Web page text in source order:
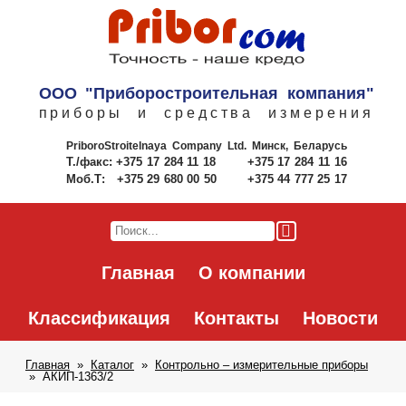
ООО "Приборостроительная компания"
приборы и средства измерения
PriboroStroitelnaya Company Ltd.Минск, Беларусь
Т./факс: +375 17 284 11 18
+375 17 284 11 16
Моб.Т:
+375 29 680 00 50 +375 44 777 25 17
Главная О компании
Классификация Контакты Новости
Главная Каталог
Контрольно – измерительные приборы
АКИП-1363/2